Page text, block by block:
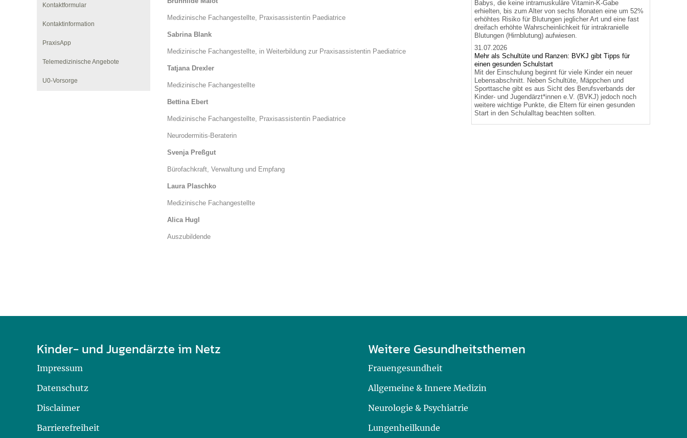
Kontaktformular
Kontaktinformation
PraxisApp
Telemedizinische Angebote
U0-Vorsorge
Medizinische Fachangestellte, Praxisassistentin Paediatrice
Sabrina Blank
Medizinische Fachangestellte, in Weiterbildung zur Praxisassistentin Paediatrice
Tatjana Drexler
Medizinische Fachangestellte
Bettina Ebert
Medizinische Fachangestellte, Praxisassistentin Paediatrice
Neurodermitis-Beraterin
Svenja Preßgut
Bürofachkraft, Verwaltung und Empfang
Laura Plaschko
Medizinische Fachangestellte
Alica Hugl
Auszubildende
Babys, die keine intramuskuläre Vitamin-K-Gabe
erhielten, bis zum Alter von sechs Monaten eine um 52%
erhöhtes Risiko für Blutungen jeglicher Art und eine fast
dreifach erhöhte Wahrscheinlichkeit für intrakranielle
Blutungen (Hirnblutung) aufwiesen.
31.07.2026
Mehr als Schultüte und Ranzen: BVKJ gibt Tipps für
einen gesunden Schulstart
Mit der Einschulung beginnt für viele Kinder ein neuer
Lebensabschnitt. Neben Schultüte, Mäppchen und
Sporttasche gibt es aus Sicht des Berufsverbands der
Kinder- und Jugendärzt*innen e.V. (BVKJ) jedoch noch
weitere wichtige Punkte, die Eltern für einen gesunden
Start in den Schulalltag beachten sollten.
Kinder- und Jugendärzte im Netz
Impressum
Datenschutz
Disclaimer
Barrierefreiheit
Weitere Gesundheitsthemen
Frauengesundheit
Allgemeine & Innere Medizin
Neurologie & Psychiatrie
Lungenheilkunde